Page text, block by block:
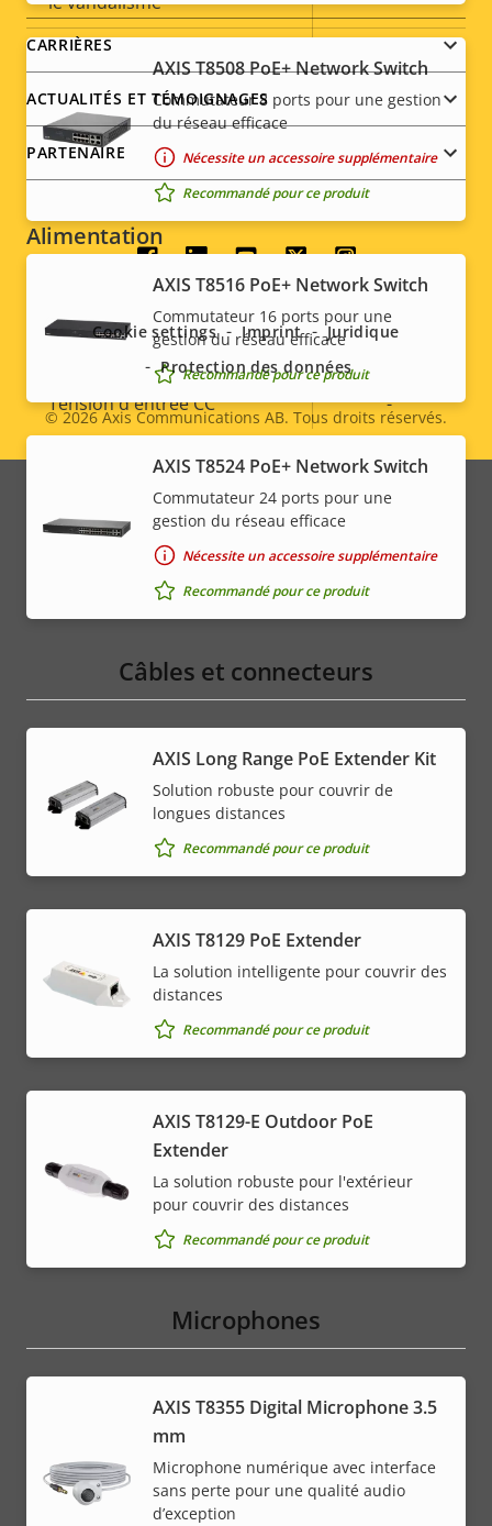
Indice de protection IP IP66, IP67
Conçu pour être repeint Oui
Développement durable PVC free
Alimentation
de la
la
propriété
Puissance (moyenne)
Tension d'entrée CC -
AXIS T8508 PoE+ Network Switch
Commutateur 8 ports pour une gestion
du réseau efficace
Nécessite un accessoire supplémentaire
Recommandé pour ce produit
AXIS T8516 PoE+ Network Switch
Commutateur 16 ports pour une
gestion du réseau efficace
Recommandé pour ce produit
AXIS T8524 PoE+ Network Switch
Commutateur 24 ports pour une
gestion du réseau efficace
Nécessite un accessoire supplémentaire
Recommandé pour ce produit
Câbles et connecteurs
AXIS Long Range PoE Extender Kit
Solution robuste pour couvrir de
longues distances
Recommandé pour ce produit
AXIS T8129 PoE Extender
La solution intelligente pour couvrir des
distances
Recommandé pour ce produit
AXIS T8129-E Outdoor PoE
Extender
La solution robuste pour l'extérieur
pour couvrir des distances
Recommandé pour ce produit
Microphones
AXIS T8355 Digital Microphone 3.5
mm
Microphone numérique avec interface
sans perte pour une qualité audio
d’exception
CARRIÈRES
ACTUALITÉS ET TÉMOIGNAGES
PARTENAIRE
Social
menu
Legal
© 2026Axis Communications AB. Tous droits réservés.
Cookie settings Imprint
Juridique
Protection des données